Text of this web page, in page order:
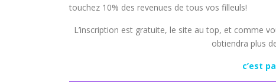
touchez 10% des revenues de tous vos filleuls!
L’inscription est gratuite, le site au top, et comme
obtiendra plus
c’est